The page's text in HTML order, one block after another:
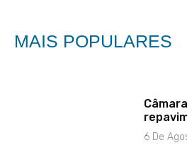
MAIS POPULARES
6 De